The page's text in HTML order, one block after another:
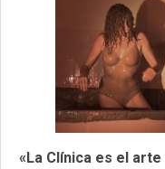
«La Clínica es el